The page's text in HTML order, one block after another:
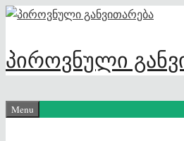
Skip
content
პიროვნული
Menu